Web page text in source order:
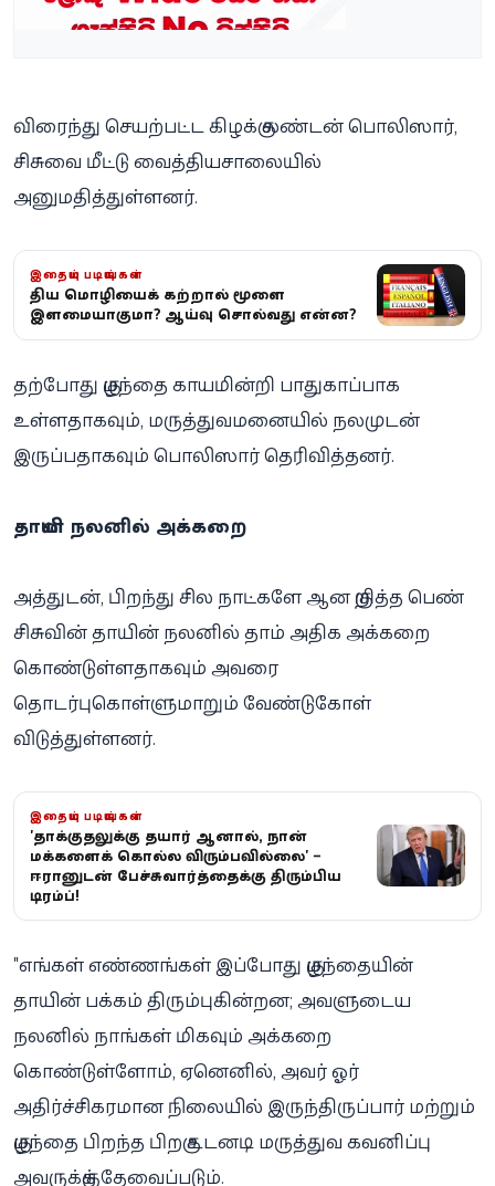
விரைந்து செயற்பட்ட கிழக்கு லண்டன் பொலிஸார்,
சிசுவை மீட்டு வைத்தியசாலையில்
அனுமதித்துள்ளனர்.
இதையும் படியுங்கள்
புதிய மொழியைக் கற்றால் மூளை
இளமையாகுமா? ஆய்வு சொல்வது என்ன?
தற்போது குழந்தை காயமின்றி பாதுகாப்பாக
உள்ளதாகவும், மருத்துவமனையில் நலமுடன்
இருப்பதாகவும் பொலிஸார் தெரிவித்தனர்.
தாயின் நலனில் அக்கறை
அத்துடன், பிறந்து சில நாட்களே ஆன குறித்த பெண்
சிசுவின் தாயின் நலனில் தாம் அதிக அக்கறை
கொண்டுள்ளதாகவும் அவரை
தொடர்புகொள்ளுமாறும் வேண்டுகோள்
விடுத்துள்ளனர்.
இதையும் படியுங்கள்
'தாக்குதலுக்கு தயார் ஆனால், நான்
மக்களைக் கொல்ல விரும்பவில்லை' –
ஈரானுடன் பேச்சுவார்த்தைக்கு திரும்பிய
டிரம்ப்!
"எங்கள் எண்ணங்கள் இப்போது குழந்தையின்
தாயின் பக்கம் திரும்புகின்றன; அவளுடைய
நலனில் நாங்கள் மிகவும் அக்கறை
கொண்டுள்ளோம், ஏனெனில், அவர் ஓர்
அதிர்ச்சிகரமான நிலையில் இருந்திருப்பார் மற்றும்
குழந்தை பிறந்த பிறகு உடனடி மருத்துவ கவனிப்பு
அவருக்குத் தேவைப்படும்.